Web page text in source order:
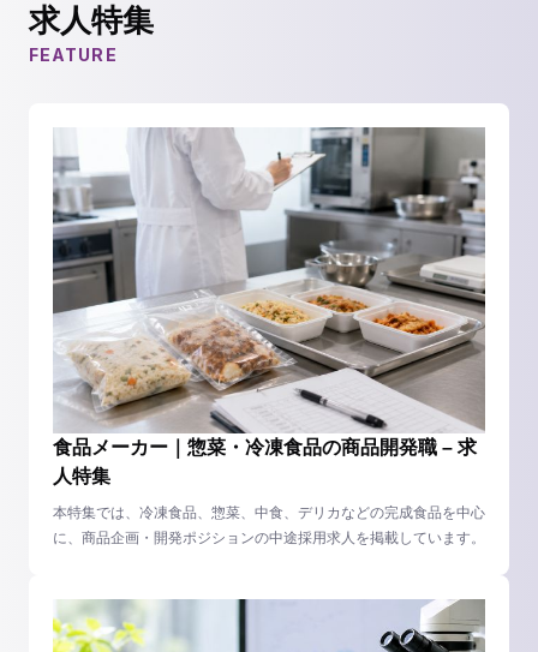
求人特集
FEATURE
食品メーカー｜惣菜・冷凍食品の商品開発職 – 求
人特集
本特集では、冷凍食品、惣菜、中食、デリカなどの完成食品を中心
に、商品企画・開発ポジションの中途採用求人を掲載しています。